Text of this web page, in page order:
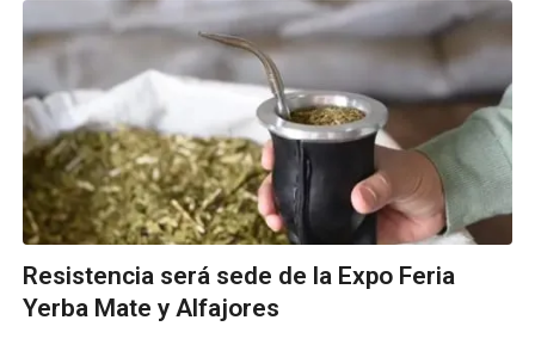
Resistencia será sede de la Expo Feria
Yerba Mate y Alfajores